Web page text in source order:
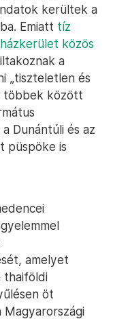
kerültek a
Emiatt tíz
közös
a
„tiszteletlen és
többek között
Dunántúli és az
püspöke is
amelyet
thaiföldi
öt